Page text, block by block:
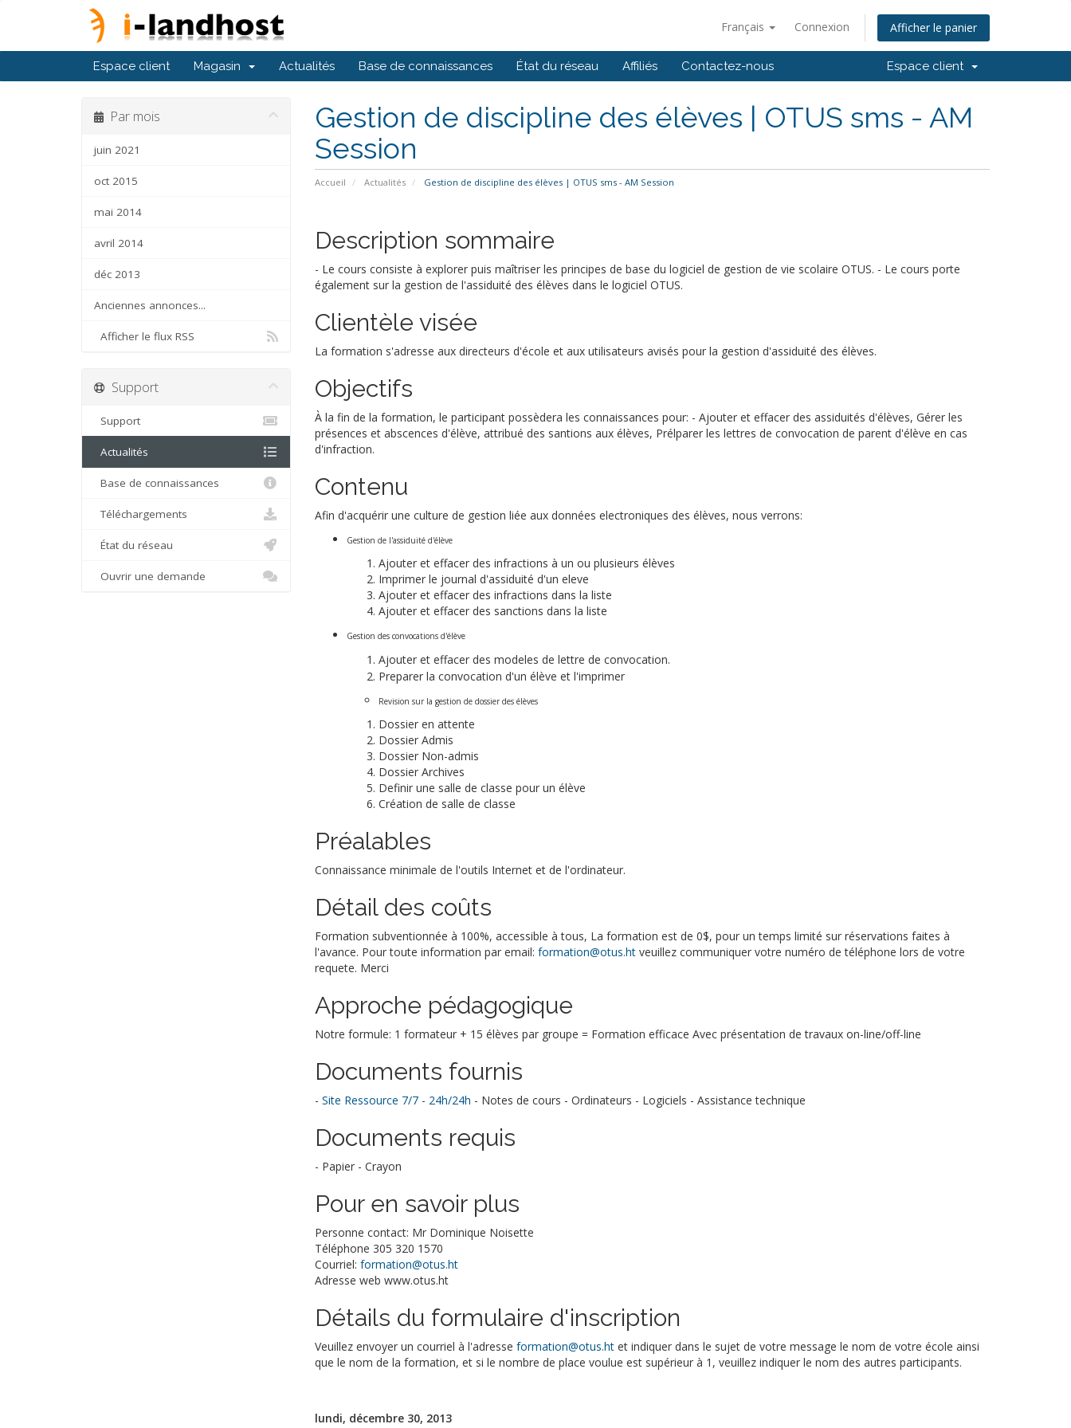
Français Connexion Afficher le panier
Espace client Magasin Actualités Base de connaissances État du réseau Affiliés Contactez-nous Espace client
Gestion de discipline des élèves | OTUS sms - AM
Session
Accueil Actualités Gestion de discipline des élèves | OTUS sms - AM Session
Par mois
juin 2021
oct 2015
mai 2014
avril 2014
déc 2013
Anciennes annonces...
Afficher le flux RSS
Description sommaire
- Le cours consiste à explorer puis maîtriser les principes de base du logiciel de gestion de vie scolaire OTUS. - Le cours porte
également sur la gestion de l'assiduité des élèves dans le logiciel OTUS.
Clientèle visée
La formation s'adresse aux directeurs d'école et aux utilisateurs avisés pour la gestion d'assiduité des élèves.
Objectifs
À la fin de la formation, le participant possèdera les connaissances pour: - Ajouter et effacer des assiduités d'élèves, Gérer les
présences et abscences d'élève, attribué des santions aux élèves, Prélparer les lettres de convocation de parent d'élève en cas
d'infraction.
Contenu
Afin d'acquérir une culture de gestion liée aux données electroniques des élèves, nous verrons:
Gestion de l'assiduité d'élève
Ajouter et effacer des infractions à un ou plusieurs élèves
Imprimer le journal d'assiduité d'un eleve
Ajouter et effacer des infractions dans la liste
Ajouter et effacer des sanctions dans la liste
Gestion des convocations d'élève
Ajouter et effacer des modeles de lettre de convocation.
Preparer la convocation d'un élève et l'imprimer
Revision sur la gestion de dossier des élèves
Dossier en attente
Dossier Admis
Dossier Non-admis
Dossier Archives
Definir une salle de classe pour un élève
Création de salle de classe
Préalables
Connaissance minimale de l'outils Internet et de l'ordinateur.
Détail des coûts
Formation subventionnée à 100%, accessible à tous, La formation est de 0$, pour un temps limité sur réservations faites à
l'avance. Pour toute information par email: formation@otus.htveuillez communiquer votre numéro de téléphone lors de votre
requete. Merci
Approche pédagogique
Notre formule: 1 formateur + 15 élèves par groupe = Formation efficace Avec présentation de travaux on-line/off-line
Documents fournis
- Site Ressource 7/7 - 24h/24h - Notes de cours - Ordinateurs - Logiciels - Assistance technique
Documents requis
- Papier - Crayon
Pour en savoir plus
Personne contact: Mr Dominique Noisette
Téléphone 305 320 1570
Courriel: formation@otus.ht
Adresse web www.otus.ht
Détails du formulaire d'inscription
Veuillez envoyer un courriel à l'adresse formation@otus.htet indiquer dans le sujet de votre message le nom de votre école ainsi
que le nom de la formation, et si le nombre de place voulue est supérieur à 1, veuillez indiquer le nom des autres participants.
lundi, décembre 30, 2013
Support
Support
Actualités
Base de connaissances
Téléchargements
État du réseau
Ouvrir une demande